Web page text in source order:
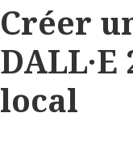
Créer
local